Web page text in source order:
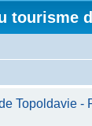
tourisme
Topoldavie -